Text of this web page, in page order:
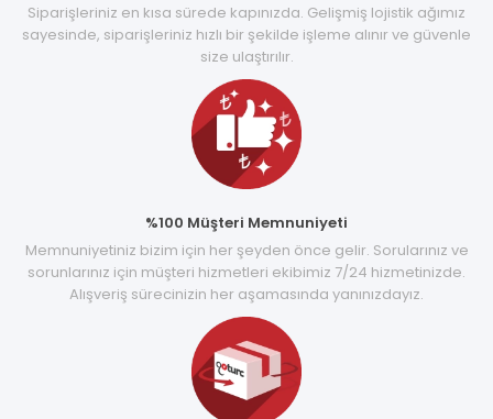
Siparişleriniz en kısa sürede kapınızda. Gelişmiş lojistik ağımız
sayesinde, siparişleriniz hızlı bir şekilde işleme alınır ve güvenle
size ulaştırılır.
%100 Müşteri Memnuniyeti
Memnuniyetiniz bizim için her şeyden önce gelir. Sorularınız ve
sorunlarınız için müşteri hizmetleri ekibimiz 7/24 hizmetinizde.
Alışveriş sürecinizin her aşamasında yanınızdayız.